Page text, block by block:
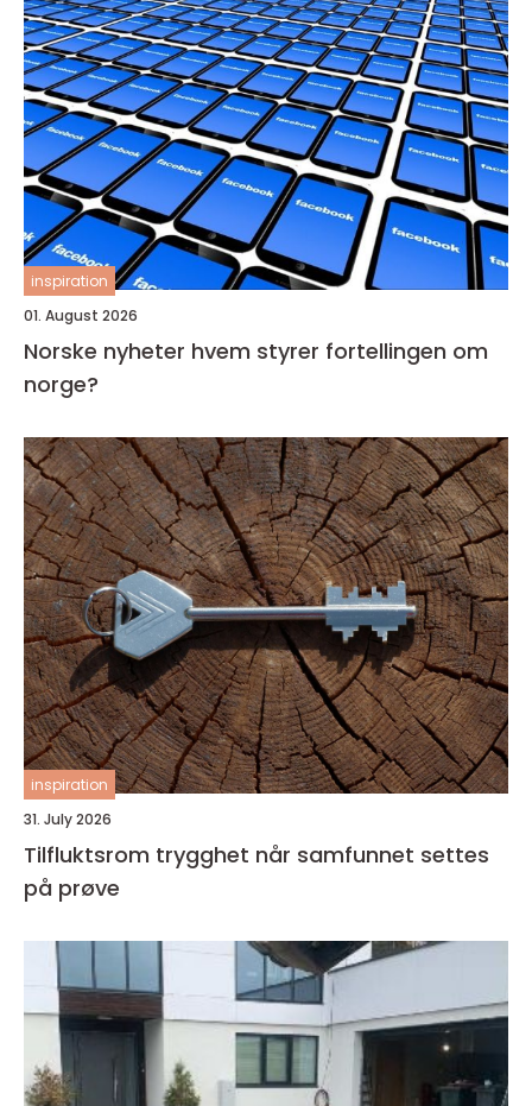
inspiration
01. August 2026
Norske nyheter hvem styrer fortellingen om
norge?
inspiration
31. July 2026
Tilfluktsrom trygghet når samfunnet settes
på prøve